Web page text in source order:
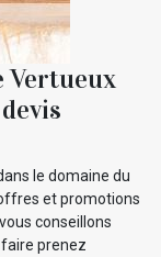
Vertueux
le domaine du
et promotions
conseillons
prenez